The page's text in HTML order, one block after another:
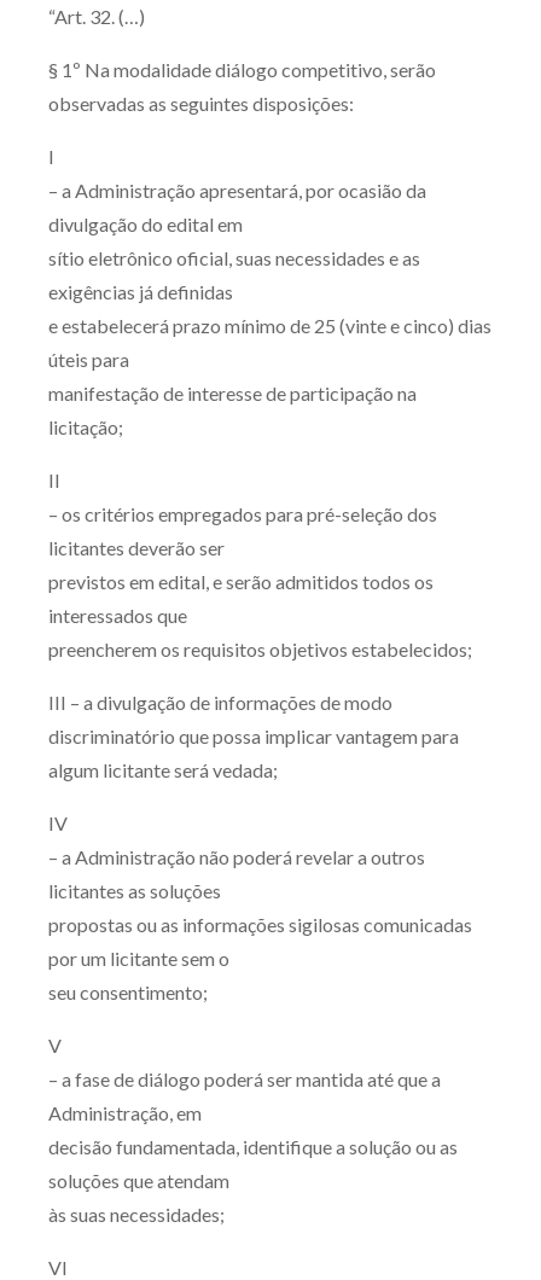
“Art. 32. (…)
§ 1º Na modalidade diálogo competitivo, serão
observadas as seguintes disposições:
I
– a Administração apresentará, por ocasião da
divulgação do edital em
sítio eletrônico oficial, suas necessidades e as
exigências já definidas
e estabelecerá prazo mínimo de 25 (vinte e cinco) dias
úteis para
manifestação de interesse de participação na
licitação;
II
– os critérios empregados para pré-seleção dos
licitantes deverão ser
previstos em edital, e serão admitidos todos os
interessados que
preencherem os requisitos objetivos estabelecidos;
III – a divulgação de informações de modo
discriminatório que possa implicar vantagem para
algum licitante será vedada;
IV
– a Administração não poderá revelar a outros
licitantes as soluções
propostas ou as informações sigilosas comunicadas
por um licitante sem o
seu consentimento;
V
– a fase de diálogo poderá ser mantida até que a
Administração, em
decisão fundamentada, identifique a solução ou as
soluções que atendam
às suas necessidades;
VI